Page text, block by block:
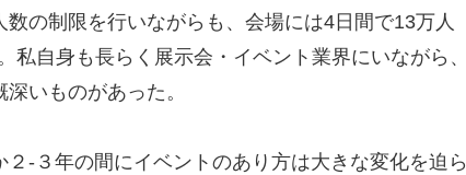
の制限を行いながらも、会場には4日間で13万人
自身も長らく展示会・イベント業界にいながら、
いものがあった。
-３年の間にイベントのあり方は大きな変化を迫ら